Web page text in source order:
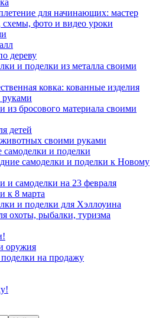
для начинающих: мастер
схемы, фото и видео уроки
дереву
и поделки из металла своими
ковка: кованные изделия
из бросового материала своими
детей
своими руками
и поделки
самоделки и поделки к Новому
и самоделки на 23 февраля
к 8 марта
и поделки для Хэллоуина
охоты, рыбалки, туризма
оружия
на продажу